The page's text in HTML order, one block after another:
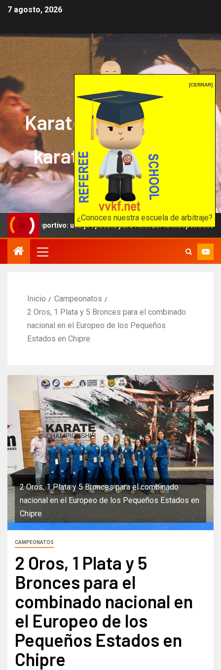
[CERRAR]
¿Conoces nuestra escuela de arbitraje?
7 agosto, 2026
Karate mrprepor: el
karate en internet
El karate en internet
una propuesta para reforzar la independencia arbitral
Inicio
Campeonatos
2 Oros, 1 Plata y 5 Bronces para el combinado
nacional en el Europeo de los Pequeños
Estados en Chipre
2 Oros, 1 Plata y 5 Bronces para el combinado
nacional en el Europeo de los Pequeños Estados en
Chipre
CAMPEONATOS
2 Oros, 1 Plata y 5
Bronces para el
combinado nacional en
el Europeo de los
Pequeños Estados en
Chipre